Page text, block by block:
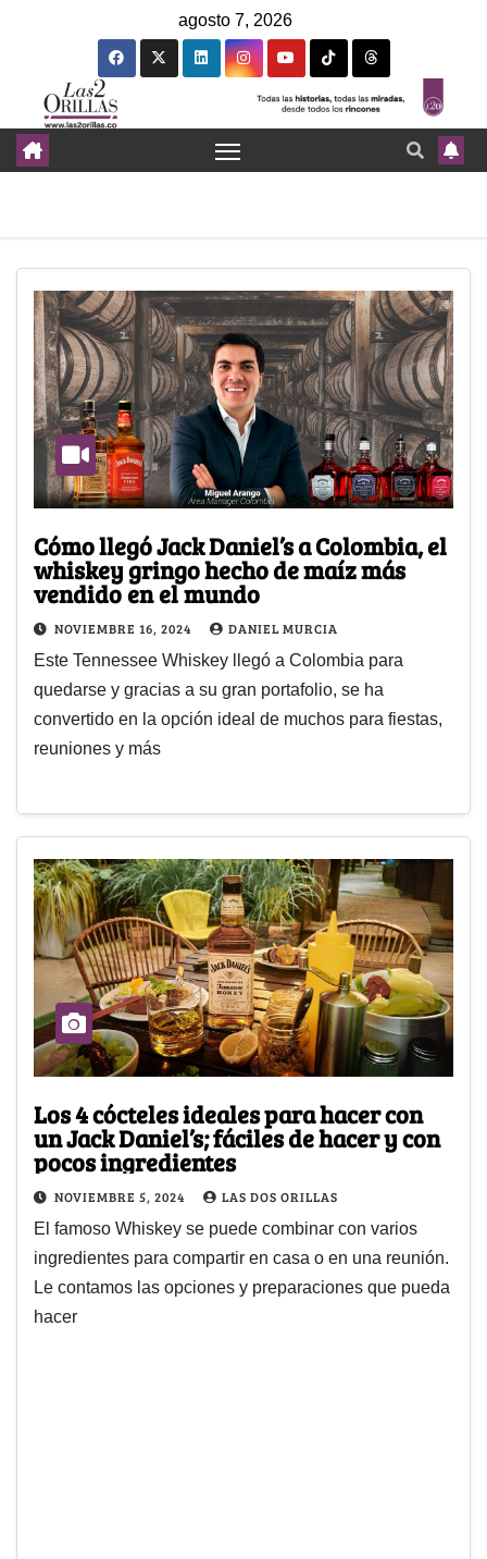
agosto 7, 2026
Cómo llegó Jack Daniel’s a Colombia, el
whiskey gringo hecho de maíz más
vendido en el mundo
NOVIEMBRE 16, 2024 DANIEL MURCIA
Este Tennessee Whiskey llegó a Colombia para
quedarse y gracias a su gran portafolio, se ha
convertido en la opción ideal de muchos para fiestas,
reuniones y más
Los 4 cócteles ideales para hacer con
un Jack Daniel’s; fáciles de hacer y con
pocos ingredientes
NOVIEMBRE 5, 2024 LAS DOS ORILLAS
El famoso Whiskey se puede combinar con varios
ingredientes para compartir en casa o en una reunión.
Le contamos las opciones y preparaciones que pueda
hacer